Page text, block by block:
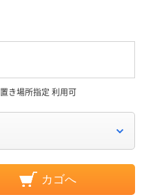
置き場所指定 利用可
カゴへ